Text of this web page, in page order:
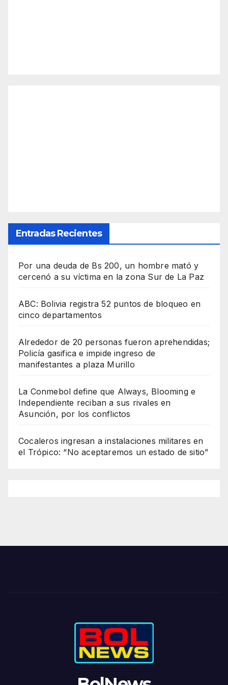
Entradas Recientes
Por una deuda de Bs 200, un hombre mató y
cercenó a su víctima en la zona Sur de La Paz
ABC: Bolivia registra 52 puntos de bloqueo en
cinco departamentos
Alrededor de 20 personas fueron aprehendidas;
Policía gasifica e impide ingreso de
manifestantes a plaza Murillo
La Conmebol define que Always, Blooming e
Independiente reciban a sus rivales en
Asunción, por los conflictos
Cocaleros ingresan a instalaciones militares en
el Trópico: “No aceptaremos un estado de sitio”